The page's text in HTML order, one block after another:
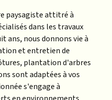
paysagiste attitré à
dans les travaux
ans, nous donnons vie à
et entretien de
plantation d'arbres
sont adaptées à vos
s'engage à